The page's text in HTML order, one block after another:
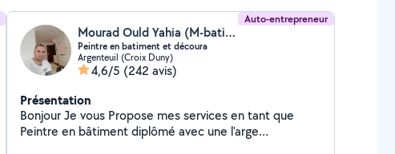
Auto-entrepreneur
Mourad Ould Yahia (M-batiment)
Peintre en batiment et découra
Argenteuil (Croix Duny)
4,6/5 (242 avis)
Présentation
Bonjour Je vous Propose mes services en tant que
Peintre en bâtiment diplômé avec une l'arge